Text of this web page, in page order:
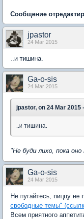
Сообщение
jpastor
24 Mar 2015
..и тишина.
Ga-o-sis
24 Mar 2015
jpastor, on 24 Mar 2015
..и тишина.
"Не буди лихо, пока
Ga-o-sis
24 Mar 2015
Не пугайтесь, пиццу не
свободные темы"
Всем приятного